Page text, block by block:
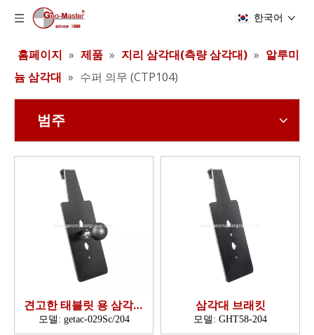
한국어
홈페이지 » 제품 » 지리 삼각대(측량 삼각대) » 알루미
늄 삼각대 » 수퍼 의무 (CTP104)
범주
견고한 태블릿 용 삼각대
브래킷
모델: getac-029Sc/204
삼각대 브래킷
모델: GHT58-204